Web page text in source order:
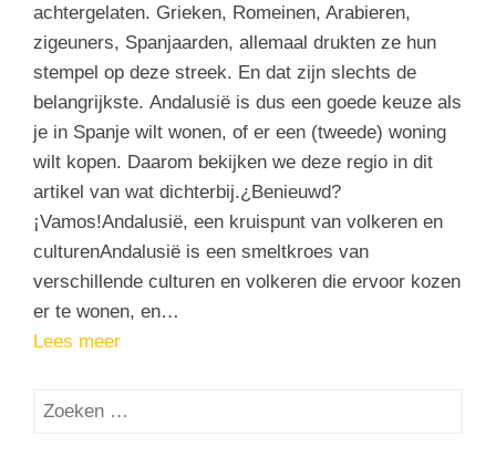
achtergelaten. Grieken, Romeinen, Arabieren,
zigeuners, Spanjaarden, allemaal drukten ze hun
stempel op deze streek. En dat zijn slechts de
belangrijkste. Andalusië is dus een goede keuze als
je in Spanje wilt wonen, of er een (tweede) woning
wilt kopen. Daarom bekijken we deze regio in dit
artikel van wat dichterbij.¿Benieuwd?
¡Vamos!Andalusië, een kruispunt van volkeren en
culturenAndalusië is een smeltkroes van
verschillende culturen en volkeren die ervoor kozen
er te wonen, en…
Lees meer
Zoeken